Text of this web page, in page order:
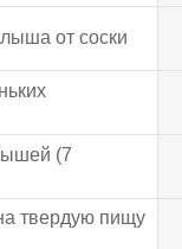
от соски
(7
твердую пищу